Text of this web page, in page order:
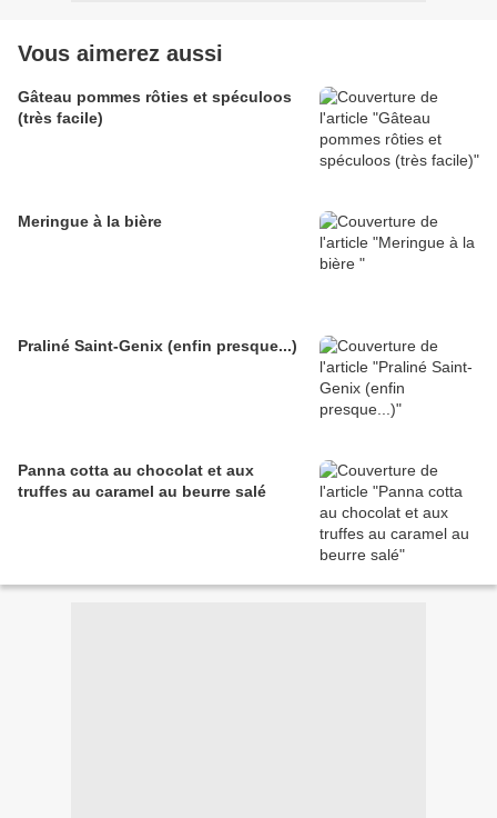
Vous aimerez aussi
Gâteau pommes rôties et spéculoos
(très facile)
Meringue à la bière
Praliné Saint-Genix (enfin presque...)
Panna cotta au chocolat et aux
truffes au caramel au beurre salé